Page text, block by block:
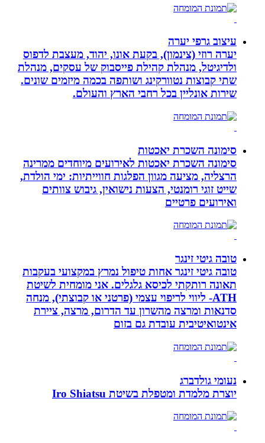
עיצוב גרפי יערה
יערה רוזי (צינמון), בקעת אונו, יהוד, מעצבת לדפוס
ולדיגיטל, מנהלת קהילת פייסבוק של עסקים, מנהלת
שתי קבוצות נטוורקינג ושותפה בכמה מיזמים שונים.
שירות אונליין בכל רחבי הארץ והעולם.
סימונה השכרת יאכטות
סימונה השכרת יאכטות לאירועים מיוחדים ממרינה
הרצליה, מציעה מגוון הפלגות חווייתיות: ימי הולדת,
שייט זוגי רומנטי, הצעות נישואין, גיבוש צוותים
ואירועים פרטיים
טובה גיטי זינגר
טובה גיטי זינגר אחות טיפול נמרץ במקצועי בעקבות
תאונה רותקתי לכיסא גלגלים. אני מומחית לשיטת
ATH- ליווי לריפוי עצמי (פרטני או קבוצתי), מנחה
סדנאות ומרצה מהשרון עד הדרום, מרצה, ציירת
אינטואיטיבית עובדת גם בזום
נעומי גולדברג
יוצרת מלמדת ומטפלת בשיטת Iro Shiatsu